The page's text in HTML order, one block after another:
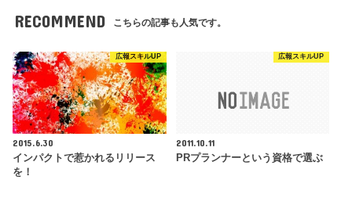
RECOMMEND こちらの記事も人気です。
広報スキルUP
2015.6.30
インパクトで惹かれるリリース
を！
広報スキルUP
2011.10.11
PRプランナーという資格で選ぶ